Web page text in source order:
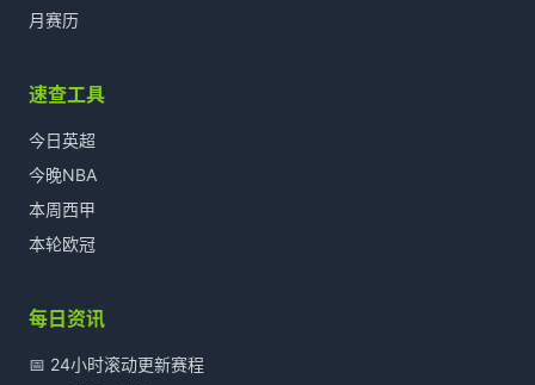
月赛历
速查工具
今日英超
今晚NBA
本周西甲
本轮欧冠
每日资讯
📅 24小时滚动更新赛程